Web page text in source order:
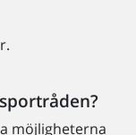
möjligheterna